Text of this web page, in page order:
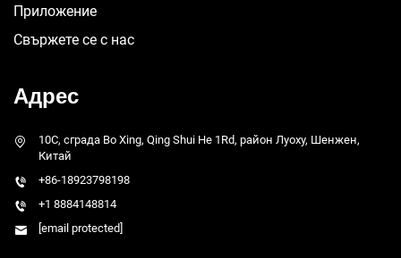
Приложение
Свържете се с нас
Адрес
10C, сграда Bo Xing, Qing Shui He 1Rd, район Луоху, Шенжен,
Китай
+86-18923798198
+1 8884148814
[email protected]